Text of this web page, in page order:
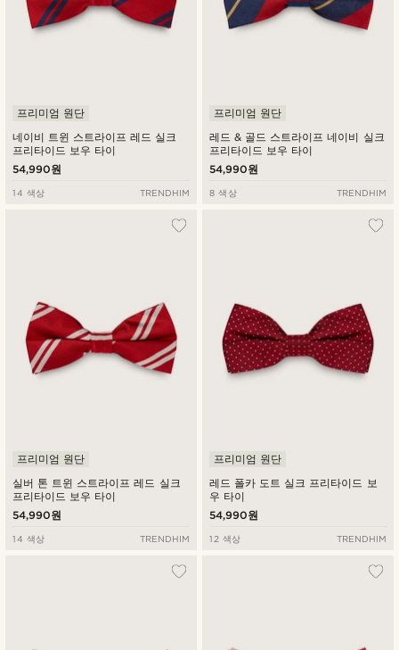
네이비 트윈 스트라이프 레드 실크
프리타이드 보우 타이
프리미엄 원단
54,990원
14 색상 TRENDHIM
레드 & 골드 스트라이프 네이비 실크
프리타이드 보우 타이
프리미엄 원단
54,990원
8 색상 TRENDHIM
실버 톤 트윈 스트라이프 레드 실크
프리타이드 보우 타이
프리미엄 원단
54,990원
14 색상 TRENDHIM
레드 폴카 도트 실크 프리타이드 보
우 타이
프리미엄 원단
54,990원
12 색상 TRENDHIM